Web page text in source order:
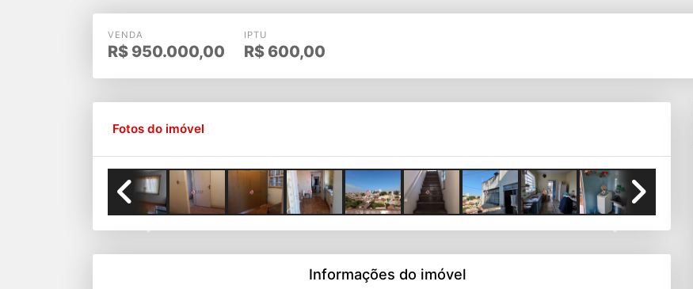
VENDA
R$ 950.000,00
IPTU
R$ 600,00
Fotos do imóvel
Informações do imóvel